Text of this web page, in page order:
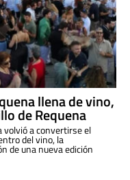
llena de vino,
de Requena
volvió a convertirse el
del vino, la
de una nueva edición